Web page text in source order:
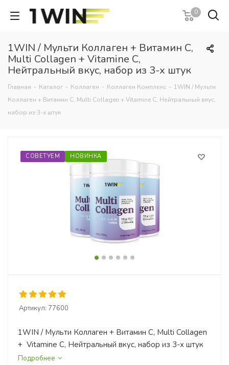
0
1WIN / Мульти Коллаген + Витамин С,
Multi Collagen + Vitamine C,
Нейтральный вкус, набор из 3-х штук
Главная - Каталог - Коллаген - Коллаген Комплекс - 1WIN / Мульти
Коллаген + Витамин С, Multi Collagen + Vitamine C, Нейтральный вкус,
набор из 3-х штук
СОВЕТУЕМ НОВИНКА
Артикул: 77600
1WIN / Мульти Коллаген + Витамин С, Multi Collagen
+ Vitamine C, Нейтральный вкус, набор из 3-х штук
Подробнее